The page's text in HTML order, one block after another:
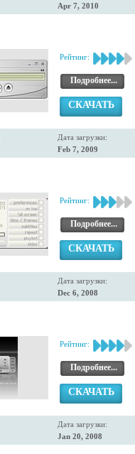
Apr 7, 2010
Рейтинг:
Подробнее...
СКАЧАТЬ
Дата загрузки:
Feb 7, 2009
Рейтинг:
Подробнее...
СКАЧАТЬ
Дата загрузки:
Dec 6, 2008
Рейтинг:
Подробнее...
СКАЧАТЬ
Дата загрузки:
Jan 20, 2008